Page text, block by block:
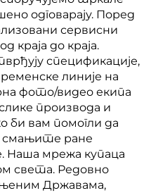
одговарају. Поред
сервисни
краја до краја.
спецификације,
линије на
фото/видео екипа
производа и
би вам помогли да
смањите ране
мрежа купаца
света. Редовно
Државама,